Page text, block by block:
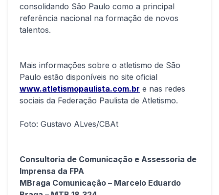
consolidando São Paulo como a principal
referência nacional na formação de novos
talentos.
Mais informações sobre o atletismo de São
Paulo estão disponíveis no site oficial
www.atletismopaulista.com.br e nas redes
sociais da Federação Paulista de Atletismo.
Foto: Gustavo ALves/CBAt
Consultoria de Comunicação e Assessoria de
Imprensa da FPA
MBraga Comunicação – Marcelo Eduardo